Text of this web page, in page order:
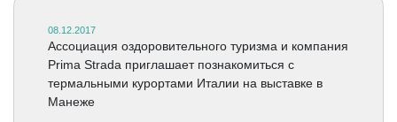
08.12.2017
Ассоциация оздоровительного туризма и компания
Prima Strada приглашает познакомиться с
термальными курортами Италии на выставке в
Манеже